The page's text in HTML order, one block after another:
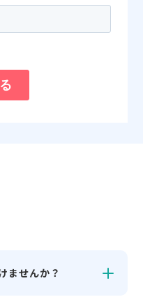
ませんか？